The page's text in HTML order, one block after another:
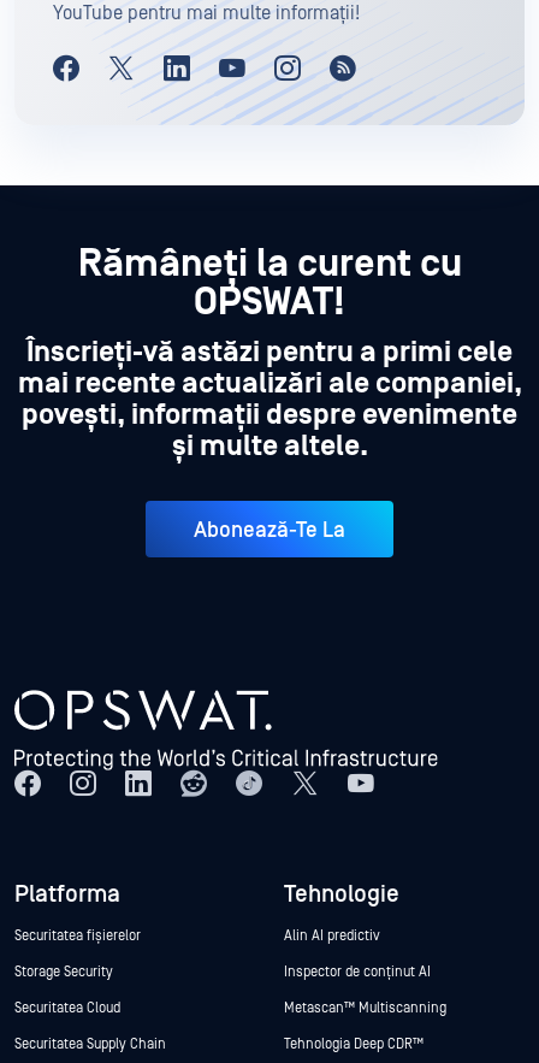
YouTube pentru mai multe informații!
Rămâneți la curent cu
OPSWAT!
Înscrieți-vă astăzi pentru a primi cele
mai recente actualizări ale companiei,
povești, informații despre evenimente
și multe altele.
Abonează-Te La
Platforma
Securitatea fișierelor
Storage Security
Securitatea Cloud
Securitatea Supply Chain
Tehnologie
Alin AI predictiv
Inspector de conținut AI
Metascan™ Multiscanning
Tehnologia Deep CDR™